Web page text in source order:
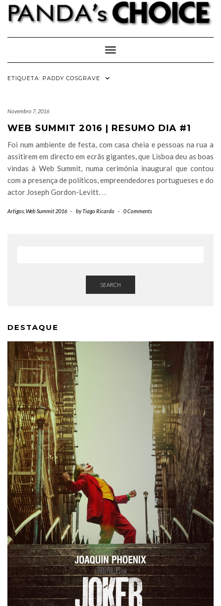
Skip
content
Toggle Navigation
ETIQUETA: PADDY COSGRAVE
Novembro 7, 2016
WEB SUMMIT 2016 | RESUMO DIA #1
Foi num ambiente de festa, com casa cheia e pessoas na rua a
assitirem em directo em ecrãs gigantes, que Lisboa deu as boas
vindas à Web Summit, numa cerimónia inaugural que contou
com a presença de políticos, empreendedores portugueses e do
actor Joseph Gordon-Levitt. …
Artigos Web Summit 2016 - byTiago Ricardo - 0 Comments
SEARCH
DESTAQUE